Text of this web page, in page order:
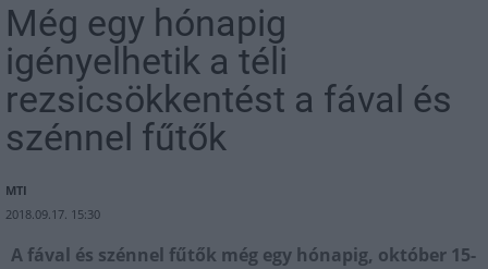
Még egy hónapig
igényelhetik a téli
rezsicsökkentést a fával és
szénnel fűtők
MTI
2018.09.17. 15:30
A fával és szénnel fűtők még egy hónapig, október 15-